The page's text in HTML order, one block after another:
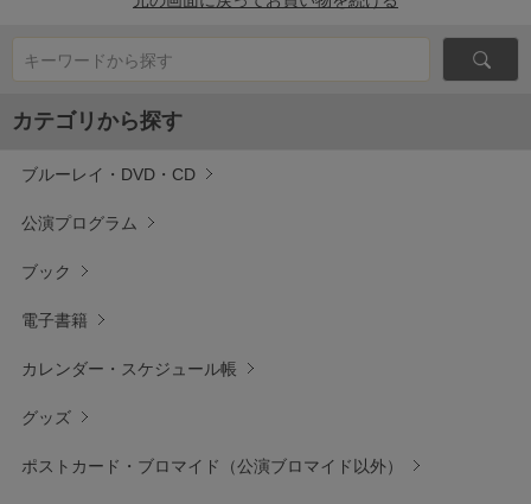
キーワードから探す
カテゴリから探す
ブルーレイ・DVD・CD
公演プログラム
ブック
電子書籍
カレンダー・スケジュール帳
グッズ
ポストカード・ブロマイド（公演ブロマイド以外）